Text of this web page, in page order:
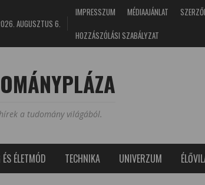
AUGUSZTUS 6.
IMPRESSZUM MÉDIAAJÁNLAT
HOZZÁSZÓLÁSI SZABÁLYZAT
a tudomány világából.
ÉS ÉLETMÓD TECHNIKA UNIVERZUM